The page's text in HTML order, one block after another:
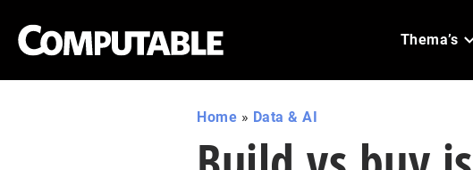
Thema’s
Home » Data & AI